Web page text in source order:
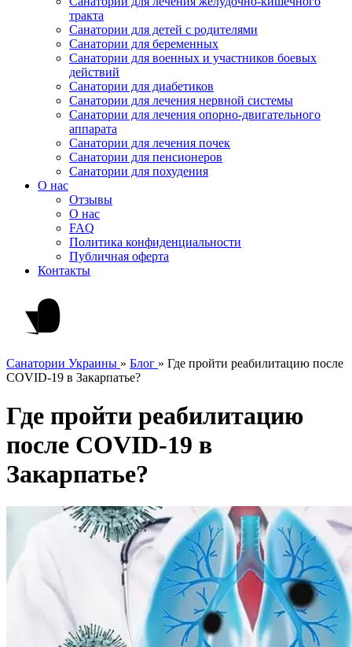
тракта
Санатории для детей с родителями
Санатории для беременных
Санатории для военных и участников боевых
действий
Санатории для диабетиков
Санатории для лечения нервной системы
Санатории для лечения опорно-двигательного
аппарата
Санатории для лечения почек
Санатории для пенсионеров
Санатории для похудения
О нас
Отзывы
О нас
FAQ
Политика конфиденциальности
Публичная оферта
Контакты
Санатории Украины » Блог » Где пройти реабилитацию после
COVID-19 в Закарпатье?
Где пройти реабилитацию
после COVID-19 в
Закарпатье?